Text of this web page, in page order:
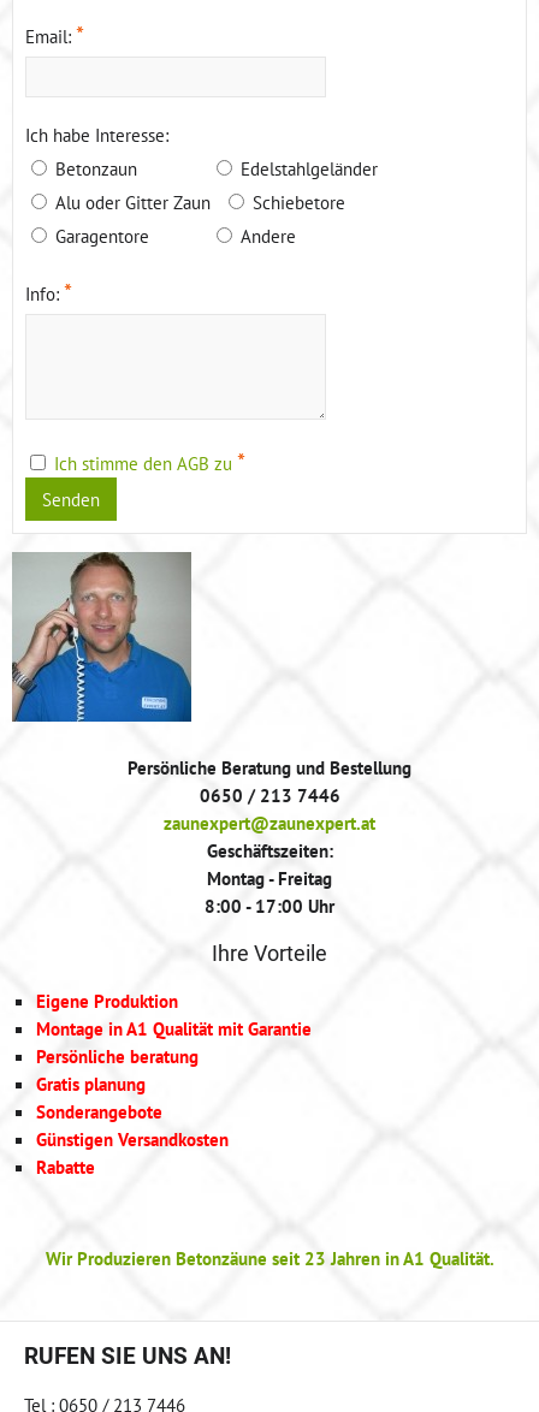
Email: *
Ich habe Interesse:
Betonzaun
Edelstahlgeländer
Alu oder Gitter Zaun
Schiebetore
Garagentore
Andere
Info: *
Ich stimme den AGB zu *
Senden
Persönliche Beratung und Bestellung
0650 / 213 7446
zaunexpert@zaunexpert.at
Geschäftszeiten:
Montag - Freitag
8:00 - 17:00 Uhr
Ihre Vorteile
Eigene Produktion
Montage in A1 Qualität mit Garantie
Persönliche beratung
Gratis planung
Sonderangebote
Günstigen Versandkosten
Rabatte
Wir Produzieren Betonzäune seit 23 Jahren in A1 Qualität.
RUFEN SIE UNS AN!
Tel : 0650 / 213 7446